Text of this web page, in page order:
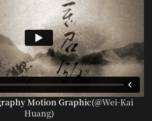
Motion Graphic(@Wei-Kai
Huang)